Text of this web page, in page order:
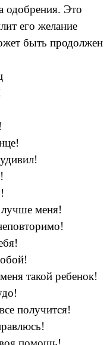
одобрения. Это
его желание
быть продолжен
лучше меня!
такой ребенок!
получится!